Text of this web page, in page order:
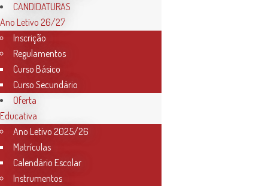
botão “
CANDIDATURAS
Ano Letivo 26/27
Inscrição
Regulamentos
Curso Básico
Curso Secundário
Oferta
Educativa
Ano Letivo 2025/26
Matrículas
Calendário Escolar
Instrumentos